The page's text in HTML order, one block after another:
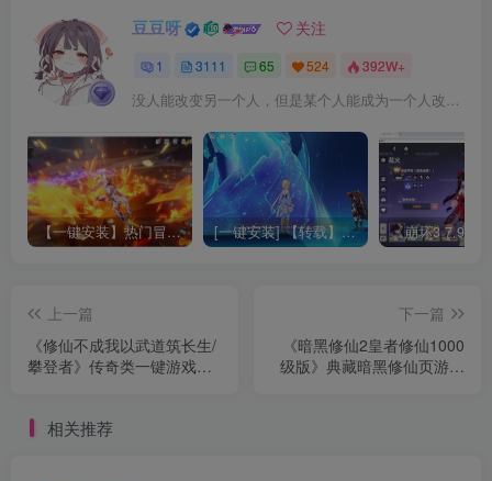
豆豆呀 关注
1 3111 65 524 392W+
没人能改变另一个人，但是某个人能成为一个人改变的原因
【一键安装】热门冒险策略类游戏崩坏：星穹铁道全新2.3版本一键端+一键代理+一键启动+免虚拟机 [一键安装] 【转载】原神3.4真端服务端+源码+配套客户端+详尽说明+GM工具+源码说明文件
上一篇
《修仙不成我以武道筑长生/
攀登者》传奇类一键游戏端
下一篇
《暗黑修仙2皇者修仙1000
级版》典藏暗黑修仙页游最
相关推荐